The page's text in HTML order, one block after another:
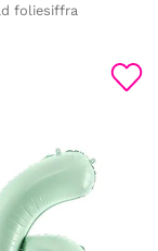
foliesiffra